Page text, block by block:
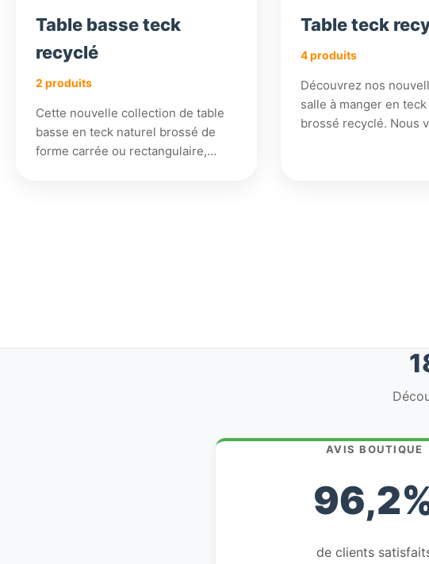
Table basse teck
recyclé
2 produits
Cette nouvelle collection de table
basse en teck naturel brossé de
forme carrée ou rectangulaire,…
Table teck
4 produits
Découvrez nos
salle à manger en
brossé recyclé. Nous
AVIS BOUTIQUE
de clients